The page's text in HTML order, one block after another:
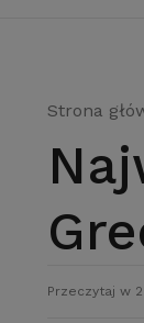
Strona
Najwięcej w UE pracują…
Przeczytaj w